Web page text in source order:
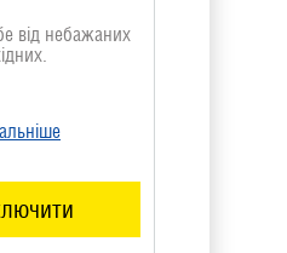
від небажаних